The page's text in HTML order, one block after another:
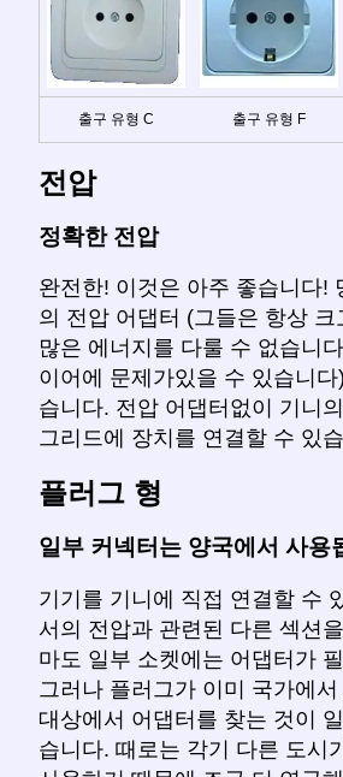
출구 유형 C 출구 유형 F
전압
정확한 전압
완전한! 이것은 아주 좋습니다!
의 전압 어댑터 (그들은 항상 크
많은 에너지를 다룰 수 없습니
이어에 문제가있을 수 있습니
습니다. 전압 어댑터없이 기니
그리드에 장치를 연결할 수 있
플러그 형
일부 커넥터는 양국에서 사용
기기를 기니에 직접 연결할 수
서의 전압과 관련된 다른 섹션
마도 일부 소켓에는 어댑터가
그러나 플러그가 이미 국가에
대상에서 어댑터를 찾는 것이
습니다. 때로는 각기 다른 도시